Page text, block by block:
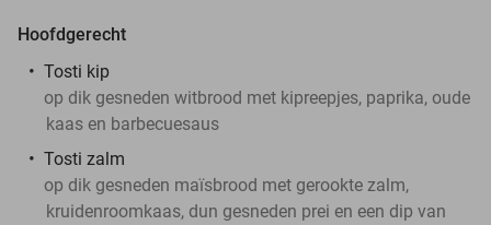
Hoofdgerecht
Tosti kip
op dik gesneden witbrood met kipreepjes, paprika, oude
kaas en barbecuesaus
Tosti zalm
op dik gesneden maïsbrood met gerookte zalm,
kruidenroomkaas, dun gesneden prei en een dip van